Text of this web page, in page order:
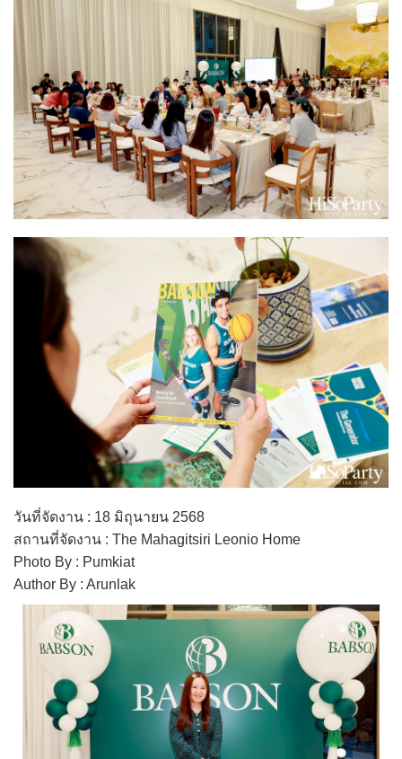
วันที่จัดงาน : 18 มิถุนายน 2568
สถานที่จัดงาน : The Mahagitsiri Leonio Home
Photo By : Pumkiat
Author By : Arunlak